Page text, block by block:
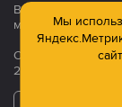
Все продукция
материалов
Официальный
2003—2026
Мы